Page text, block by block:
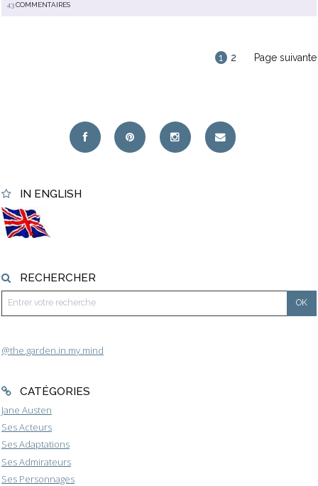
43COMMENTAIRES
1 2 Page suivante
IN ENGLISH
RECHERCHER
@the.garden.in.my.mind
CATÉGORIES
Jane Austen
Ses Acteurs
Ses Adaptations
Ses Admirateurs
Ses Personnages